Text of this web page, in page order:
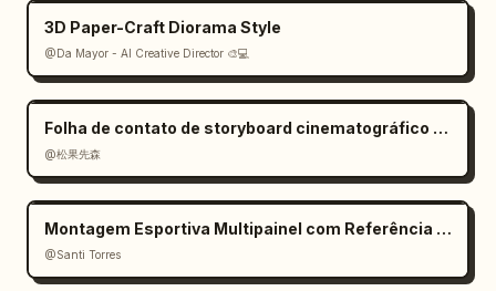
3D Paper-Craft Diorama Style
@Da Mayor - AI Creative Director 🎨💻
Folha de contato de storyboard cinematográfico 3x3 a partir de uma imagem de entrada
@松果先森
Montagem Esportiva Multipainel com Referência de Estilo
@Santi Torres